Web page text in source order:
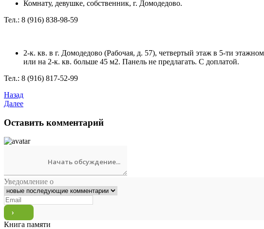
Комнату, девушке, собственник, г. Домодедово.
Тел.: 8 (916) 838-98-59
2-к. кв. в г. Домодедово (Рабочая, д. 57), четвертый этаж в 5-ти
или на 2-к. кв. больше 45 м2. Панель не предлагать. С доплатой.
Тел.: 8 (916) 817-52-99
Назад
Далее
Оставить комментарий
Уведомление о
Книга памяти